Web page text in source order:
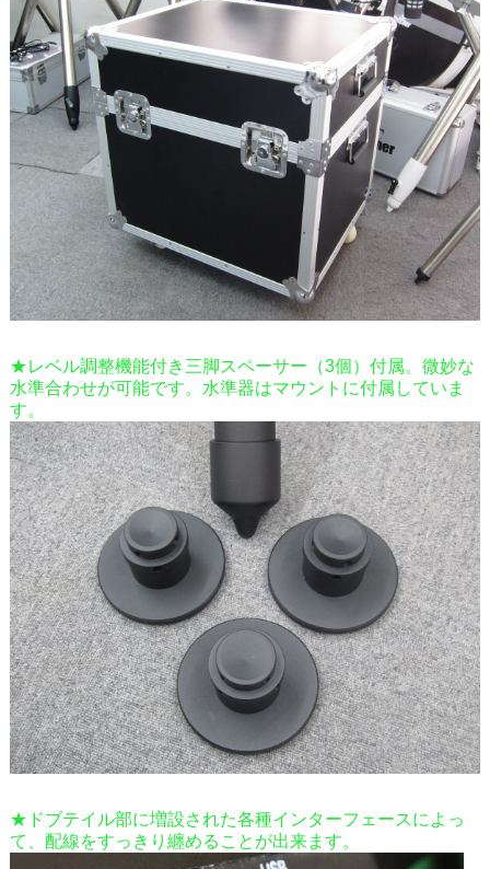
★レベル調整機能付き三脚スペーサー（3個）付属。微妙な
水準合わせが可能です。水準器はマウントに付属していま
す。
★ドブテイル部に増設された各種インターフェースによっ
て、配線をすっきり纏めることが出来ます。